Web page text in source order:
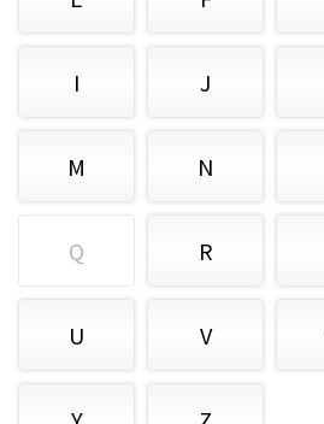
I J
M N
Q R
U V